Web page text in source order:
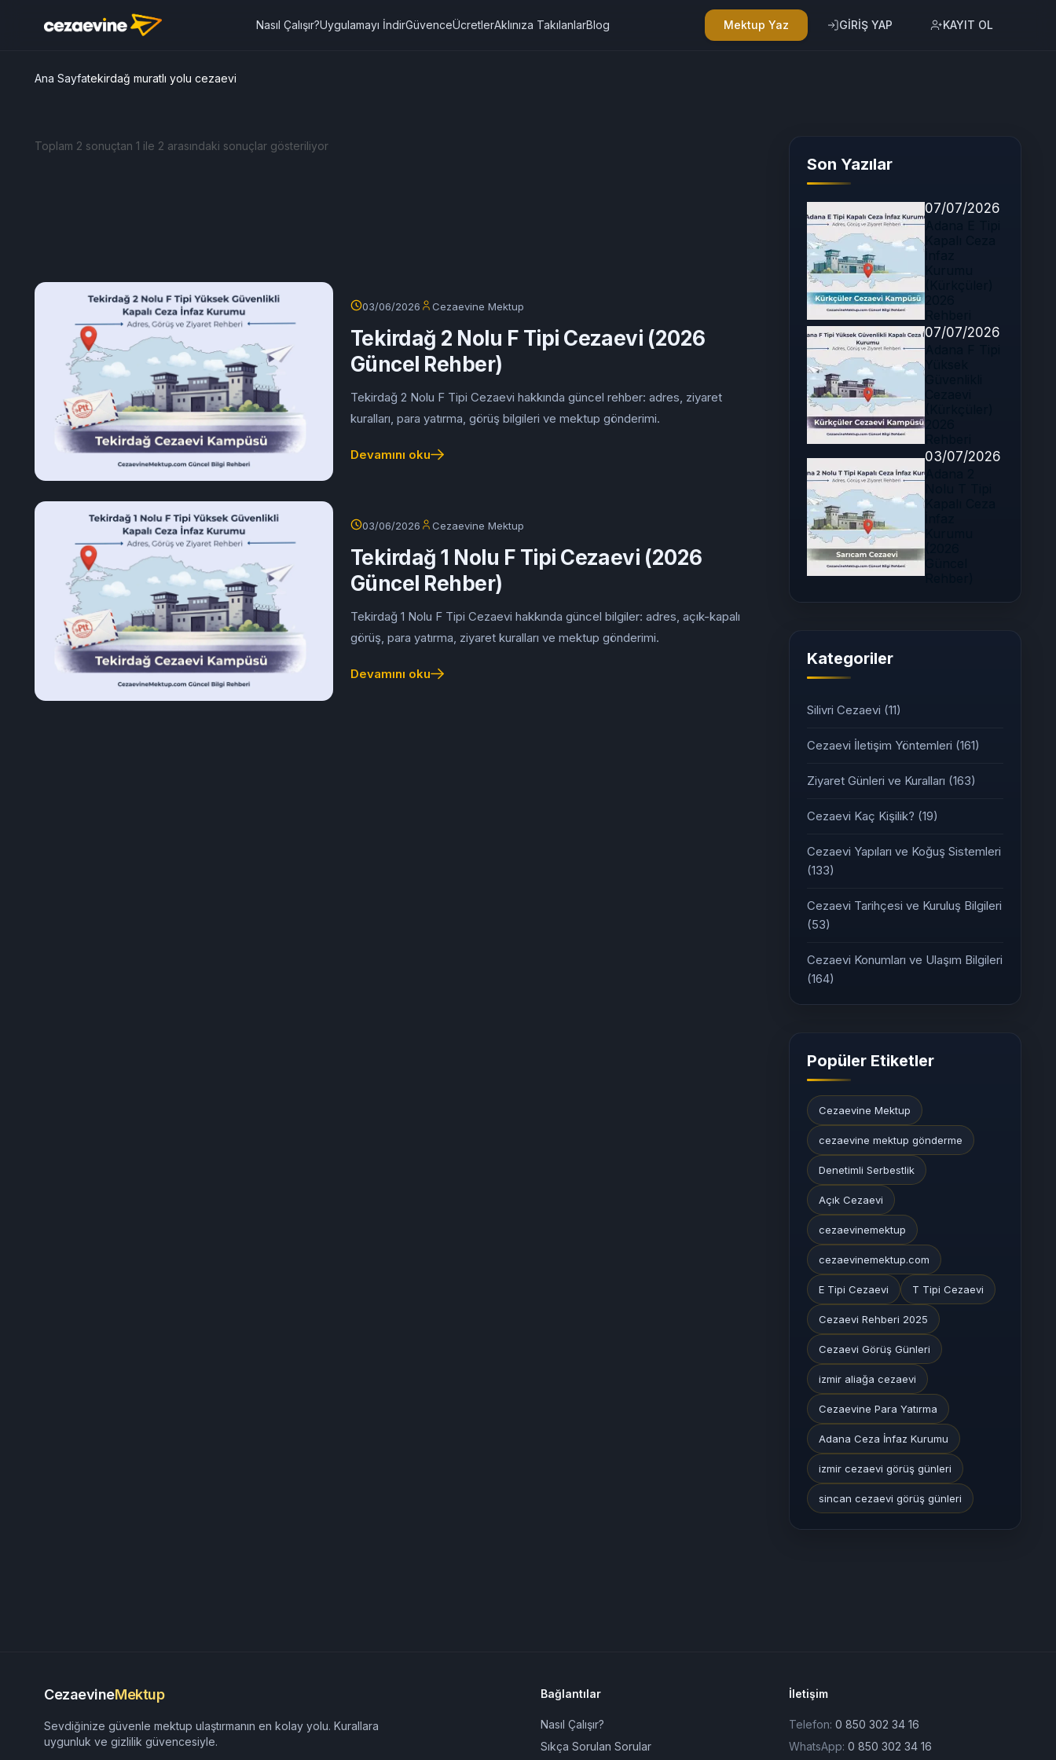
Nasıl Çalışır?Uygulamayı İndirGüvenceÜcretlerAklınıza TakılanlarBlog Mektup Yaz GİRİŞ YAP KAYIT OL
Ana Sayfatekirdağ muratlı yolu cezaevi
Toplam 2 sonuçtan 1 ile 2 arasındaki sonuçlar gösteriliyor
03/06/2026 Cezaevine Mektup
Tekirdağ 2 Nolu F Tipi Cezaevi (2026
Güncel Rehber)
Tekirdağ 2 Nolu F Tipi Cezaevi hakkında güncel rehber: adres, ziyaret
kuralları, para yatırma, görüş bilgileri ve mektup gönderimi.
Devamını oku
03/06/2026 Cezaevine Mektup
Tekirdağ 1 Nolu F Tipi Cezaevi (2026
Güncel Rehber)
Tekirdağ 1 Nolu F Tipi Cezaevi hakkında güncel bilgiler: adres, açık-kapalı
görüş, para yatırma, ziyaret kuralları ve mektup gönderimi.
Devamını oku
Son Yazılar
07/07/2026
07/07/2026
03/07/2026
Kategoriler
Silivri Cezaevi (11)
Cezaevi İletişim Yöntemleri (161)
Ziyaret Günleri ve Kuralları (163)
Cezaevi Kaç Kişilik? (19)
Cezaevi Yapıları ve Koğuş Sistemleri
(133)
Cezaevi Tarihçesi ve Kuruluş Bilgileri
(53)
Cezaevi Konumları ve Ulaşım Bilgileri
(164)
Popüler Etiketler
Cezaevine Mektup
cezaevine mektup gönderme
Denetimli Serbestlik
Açık Cezaevi
cezaevinemektup
cezaevinemektup.com
E Tipi Cezaevi T Tipi Cezaevi
Cezaevi Rehberi 2025
Cezaevi Görüş Günleri
izmir aliağa cezaevi
Cezaevine Para Yatırma
Adana Ceza İnfaz Kurumu
izmir cezaevi görüş günleri
sincan cezaevi görüş günleri
CezaevineMektup
Sevdiğinize güvenle mektup ulaştırmanın en kolay yolu. Kurallara
uygunluk ve gizlilik güvencesiyle.
Bağlantılar
Nasıl Çalışır?
Sıkça Sorulan Sorular
İletişim
Telefon: 0 850 302 34 16
WhatsApp: 0 850 302 34 16